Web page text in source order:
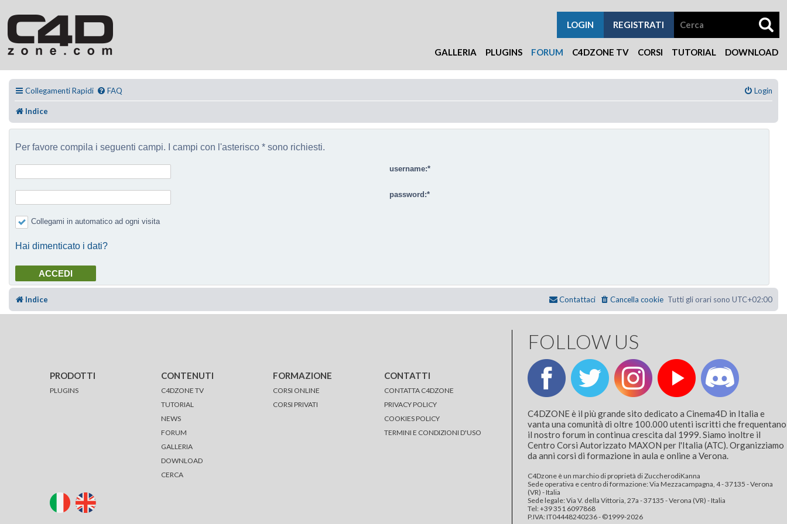
GALLERIA PLUGINS FORUM C4DZONE TV CORSI TUTORIAL DOWNLOAD
REGISTRATI
LOGIN
Collegamenti Rapidi FAQ Login
Indice
Per favore compila i seguenti campi. I campi con l'asterisco * sono richiesti.
username:
password:
Collegami in automatico ad ogni visita
Hai dimenticato i dati?
Indice Tutti gli orari sono UTC+02:00
Cancella cookie
Contattaci
PRODOTTI
PLUGINS
CONTENUTI
C4DZONE TV
TUTORIAL
NEWS
FORUM
GALLERIA
DOWNLOAD
CERCA
FORMAZIONE
CORSI ONLINE
CORSI PRIVATI
CONTATTI
CONTATTA C4DZONE
PRIVACY POLICY
COOKIES POLICY
TERMINI E CONDIZIONI D'USO
FOLLOW US
C4DZONE è il più grande sito dedicato a Cinema4D in Italia e
vanta una comunità di oltre 100.000 utenti iscritti che frequentano
il nostro forum in continua crescita dal 1999. Siamo inoltre il
Centro Corsi Autorizzato MAXON per l'Italia (ATC). Organizziamo
da anni corsi di formazione in aula e online a Verona.
C4Dzone è un marchio di proprietà di ZuccherodiKanna
Sede operativa e centro di formazione: Via Mezzacampagna, 4 - 37135 - Verona
(VR) - Italia
Sede legale: Via V. della Vittoria, 27a - 37135 - Verona (VR) - Italia
Tel: +39 351 6097868‬
P.IVA: IT04448240236 - ©1999-2026